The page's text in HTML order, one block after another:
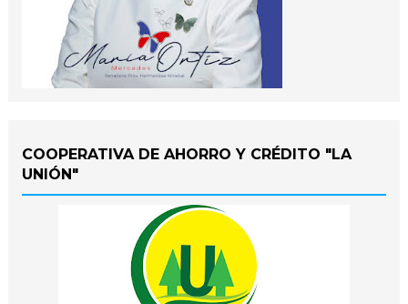
COOPERATIVA DE AHORRO Y CRÉDITO "LA
UNIÓN"